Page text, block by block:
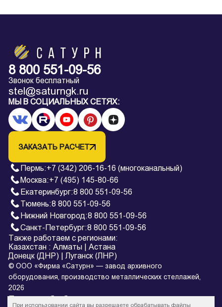
8 800 551-09-56
Звонок бесплатный
stel@saturngk.ru
МЫ В СОЦИАЛЬНЫХ СЕТЯХ:
ЗАКАЗАТЬ РАСЧЕТ
Пермь:+7 (342) 206-16-16 (многоканальный)
Москва:+7 (495) 145-80-66
Екатеринбург:8 800 551-09-56
Тюмень:8 800 551-09-56
Нижний Новгород:8 800 551-09-56
Санкт-Петербург:8 800 551-09-56
Также работаем с регионами:
Казахстан : Алматы
Астана
Донецк (ДНР)
Луганск (ЛНР)
© ООО «Фирма «Сатурн» — завод архивного
оборудования, производство металлических стеллажей,
2026
Политика обработки персональных данных
При использовании сайта вы разрешаете обрабатывать файлы